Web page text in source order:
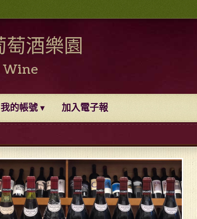
萄酒樂園
Wine
我的帳號 加入電子報